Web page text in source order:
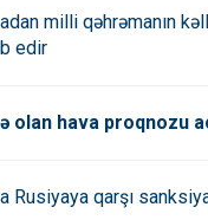
edibmilli qəhrəmanın
edir
olan hava proqnozu
Rusiyaya qarşı